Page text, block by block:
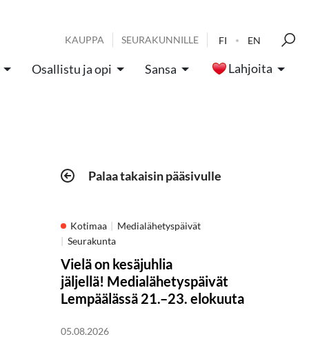
KAUPPA SEURAKUNNILLE FI EN
Osallistu ja opi Sansa Lahjoita
Palaa takaisin pääsivulle
Kotimaa
Medialähetyspäivät
Seurakunta
Vielä on kesäjuhlia
jäljellä! Medialähetyspäivät
Lempäälässä 21.–23. elokuuta
05.08.2026